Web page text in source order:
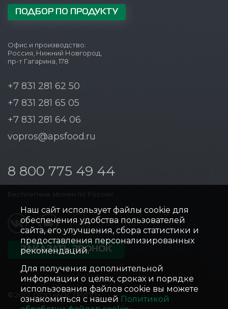
ПОДБОР ПО ПРОДУКТУ
Офис и производство:
Россия, Нижний Новгород,
пр-т Гагарина, 178
+7 831 281 62 50
+7 831 281 65 05
+7 831 281 64 06
vopros@apsfood.ru
8 800 775 49 44
Бесплатные звонки по России
ЗАКАЗАТЬ ЗВОНОК
© 2022, ООО «АПС ГРУПП»
Наш сайт использует файлы cookie для
обеспечения удобства пользователей
сайта, его улучшения, сбора статистики и
предоставления персонализированных
рекомендаций.
Для получения дополнительной
информации о целях, сроках и порядке
использования файлов cookie вы можете
ознакомиться с нашей Политикой